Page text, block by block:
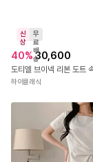
신
상
무
료
배
송
40% 30,600
하이클래식